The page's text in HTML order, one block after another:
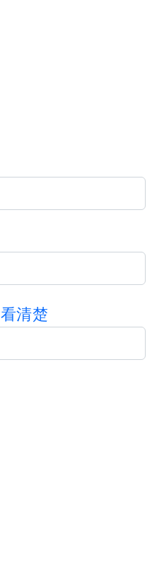
看清楚